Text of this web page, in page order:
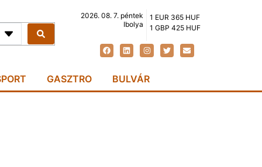
2026. 08. 7. péntek
Ibolya
1 EUR 365 HUF
1 GBP 425 HUF
GASZTRO BULVÁR